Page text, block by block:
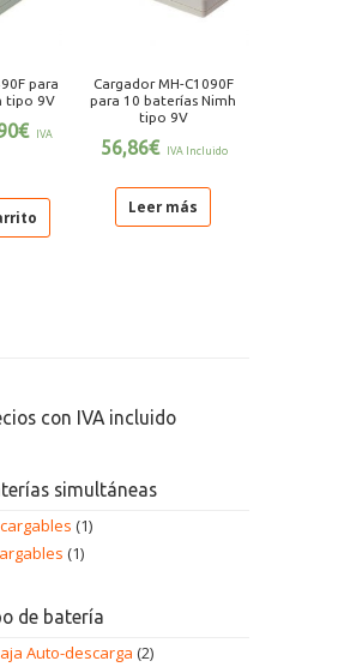
para
tipo 9V
€ IVA
Cargador MH-C1090F
para 10 baterías Nimh
tipo 9V
56,86€ IVA Incluido
Leer más
con IVA incluido
simultáneas
(1)
(1)
de batería
Auto-descarga (2)